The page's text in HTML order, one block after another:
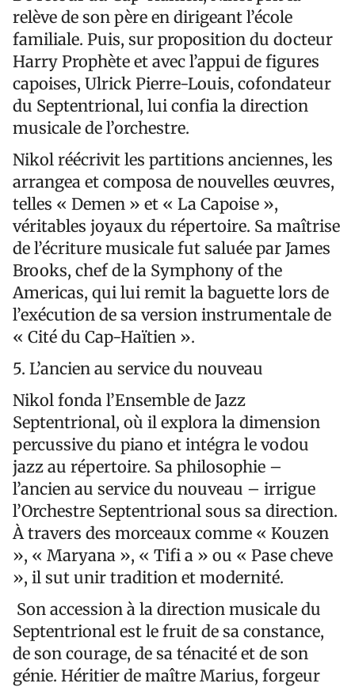
relève de son père en dirigeant l’école
familiale. Puis, sur proposition du docteur
Harry Prophète et avec l’appui de figures
capoises, Ulrick Pierre-Louis, cofondateur
du Septentrional, lui confia la direction
musicale de l’orchestre.
Nikol réécrivit les partitions anciennes, les
arrangea et composa de nouvelles œuvres,
telles « Demen » et « La Capoise »,
véritables joyaux du répertoire. Sa maîtrise
de l’écriture musicale fut saluée par James
Brooks, chef de la Symphony of the
Americas, qui lui remit la baguette lors de
l’exécution de sa version instrumentale de
« Cité du Cap-Haïtien ».
5. L’ancien au service du nouveau
Nikol fonda l’Ensemble de Jazz
Septentrional, où il explora la dimension
percussive du piano et intégra le vodou
jazz au répertoire. Sa philosophie –
l’ancien au service du nouveau – irrigue
l’Orchestre Septentrional sous sa direction.
À travers des morceaux comme « Kouzen
», « Maryana », « Tifi a » ou « Pase cheve
», il sut unir tradition et modernité.
Son accession à la direction musicale du
Septentrional est le fruit de sa constance,
de son courage, de sa ténacité et de son
génie. Héritier de maître Marius, forgeur